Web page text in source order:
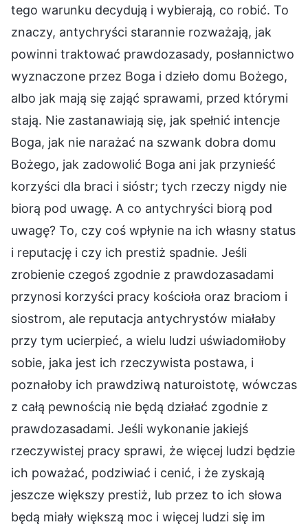
tego warunku decydują i wybierają, co robić. To
znaczy, antychryści starannie rozważają, jak
powinni traktować prawdozasady, posłannictwo
wyznaczone przez Boga i dzieło domu Bożego,
albo jak mają się zająć sprawami, przed którymi
stają. Nie zastanawiają się, jak spełnić intencje
Boga, jak nie narażać na szwank dobra domu
Bożego, jak zadowolić Boga ani jak przynieść
korzyści dla braci i sióstr; tych rzeczy nigdy nie
biorą pod uwagę. A co antychryści biorą pod
uwagę? To, czy coś wpłynie na ich własny status
i reputację i czy ich prestiż spadnie. Jeśli
zrobienie czegoś zgodnie z prawdozasadami
przynosi korzyści pracy kościoła oraz braciom i
siostrom, ale reputacja antychrystów miałaby
przy tym ucierpieć, a wielu ludzi uświadomiłoby
sobie, jaka jest ich rzeczywista postawa, i
poznałoby ich prawdziwą naturoistotę, wówczas
z całą pewnością nie będą działać zgodnie z
prawdozasadami. Jeśli wykonanie jakiejś
rzeczywistej pracy sprawi, że więcej ludzi będzie
ich poważać, podziwiać i cenić, i że zyskają
jeszcze większy prestiż, lub przez to ich słowa
będą miały większą moc i więcej ludzi się im